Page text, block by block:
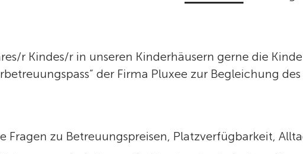
r Kindes/r in unseren Kinderhäusern gerne die
der Firma Pluxee zur Begleichung
zu Betreuungspreisen, Platzverfügbarkeit,